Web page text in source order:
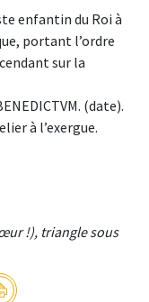
enfantin du Roi à
portant l’ordre
sur la
(date).
à l’exergue.
!), triangle sous